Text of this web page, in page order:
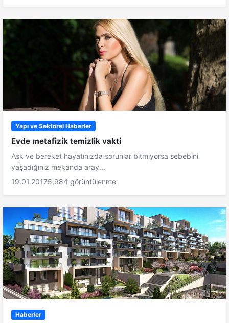
Yapı ve Sektörel Haberler
Evde metafizik temizlik vakti
Aşk ve bereket hayatınızda sorunlar bitmiyorsa sebebini
yaşadığınız mekanda aray...
19.01.20175,984 görüntülenme
Haberler